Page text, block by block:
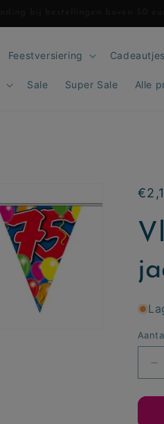
Feestversiering Cadeautjes
Sale Super Sale Alle